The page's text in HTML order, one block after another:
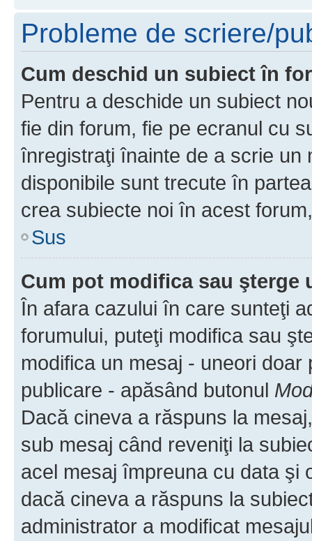
Probleme de scriere/
Cum deschid un subiect în
Pentru a deschide un subiect
fie din forum, fie pe ecranul cu
înregistraţi înainte de a scrie un
disponibile sunt trecute în
crea subiecte noi în acest
Sus
Cum pot modifica sau şterge
În afara cazului în care sunteţi
forumului, puteţi modifica sau
modifica un mesaj - uneori
publicare - apăsând butonul
Dacă cineva a răspuns la
sub mesaj când reveniţi la
acel mesaj împreuna cu data şi
dacă cineva a răspuns la
administrator a modificat